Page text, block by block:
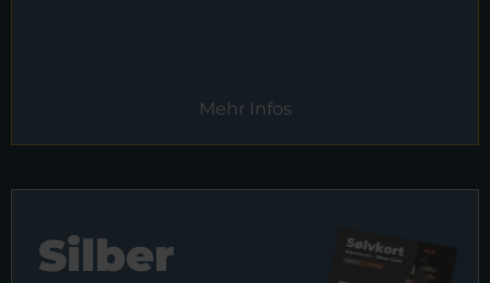
Mehr Infos
Silber